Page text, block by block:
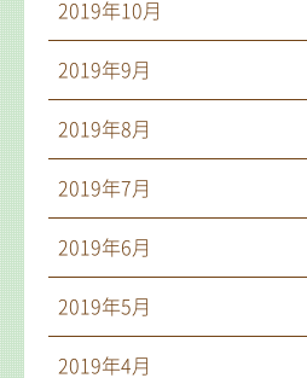
2019年10月
2019年9月
2019年8月
2019年7月
2019年6月
2019年5月
2019年4月